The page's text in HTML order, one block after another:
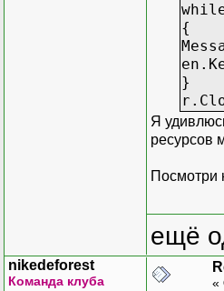
{
}
Я
ресурсов
Посмотри
ещё
nikedeforest
Команда клуба «